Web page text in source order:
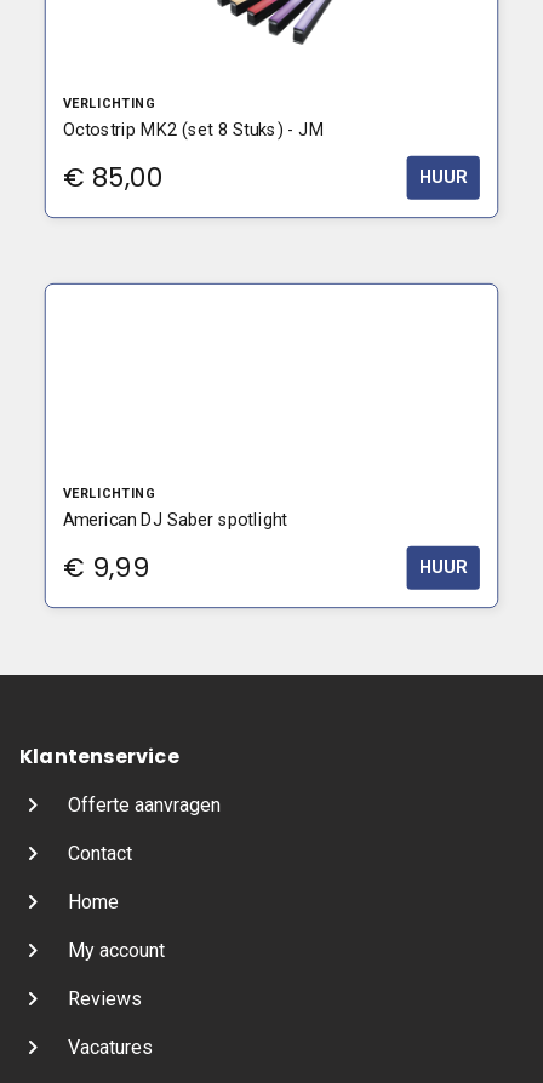
VERLICHTING
Octostrip MK2 (set 8 Stuks) - JM
€ 85,00 HUUR
VERLICHTING
American DJ Saber spotlight
€ 9,99 HUUR
Klantenservice
Offerte aanvragen
Contact
Home
My account
Reviews
Vacatures